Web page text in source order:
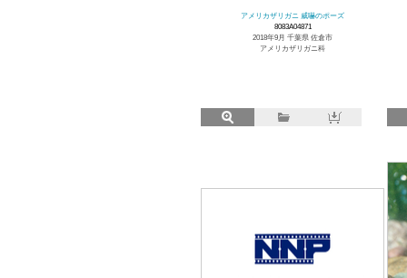
アメリカザリガニ 威嚇のポーズ
8083A04871
2018年9月 千葉県 佐倉市
アメリカザリガニ科